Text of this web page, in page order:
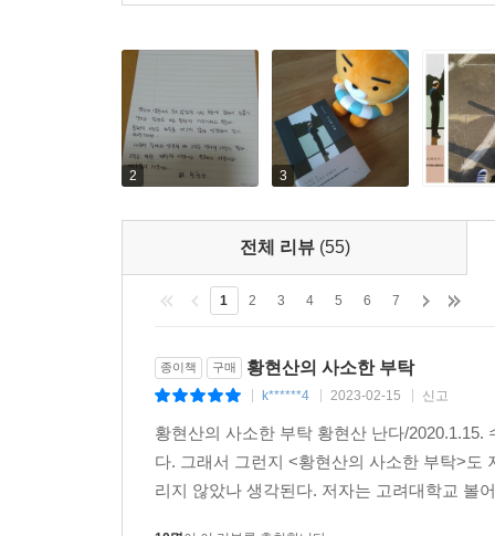
진정한 앎이며, 한쪽의 동포가 비극적인 결단을
어디서 찾을 것인가. (2013. 4. 13.)
―「전쟁을 안 할 수 있는 능력」중에서
흉악 범죄가 일어날 때마다 반복되는 일이지만
―「그의 패배와 우리의 패배」중에서
예술도 밥을 먹어야 할 수 있는 일이니 밥벌이를
않는다면 그가 작가로서 성공했음을 말하는 것
불명예를 안겼는가. 대통령이 어디선가 가수 싸
나는 창조경제에 관해서는 아는 것이 없지만 창
아는 것이 창조의 시작이다. (2013. 12. 7.)
―「예술가의 취업」중에서
2 3
전체 리뷰 (55)
1 2 3 4 5 6 7
종이책 구매 황현산의 사소한 부탁
k******4 2023-02-15 신고
황현산의 사소한 부탁 황현산 난다/
다. 그래서 그런지 <황현산의 사소한 부탁>도
리지 않았나 생각된다. 저자는 고려대학교 볼